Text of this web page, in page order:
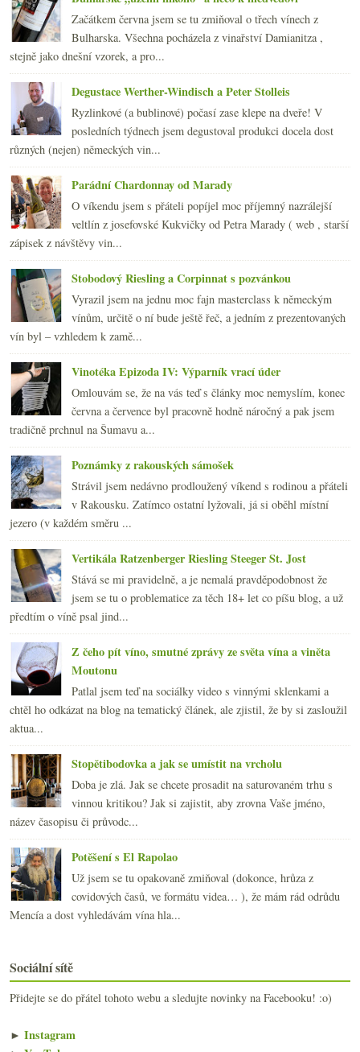
►2011(252)
►2010(249)
►2009(249)
►2008(270)
2007 (108)
Začátkem června jsem se tu zmiňoval o třech vínech z
Bulharska. Všechna pocházela z vinařství Damianitza ,
stejně jako dnešní vzorek, a pro...
Degustace Werther-Windisch a Peter Stolleis
Ryzlinkové (a bublinové) počasí zase klepe na dveře! V
posledních týdnech jsem degustoval produkci docela dost
různých (nejen) německých vin...
Parádní Chardonnay od Marady
O víkendu jsem s přáteli popíjel moc příjemný nazrálejší
veltlín z josefovské Kukvičky od Petra Marady ( web , starší
zápisek z návštěvy vin...
Stobodový Riesling a Corpinnat s pozvánkou
Vyrazil jsem na jednu moc fajn masterclass k německým
vínům, určitě o ní bude ještě řeč, a jedním z prezentovaných
vín byl – vzhledem k zamě...
Vinotéka Epizoda IV: Výparník vrací úder
Omlouvám se, že na vás teď s články moc nemyslím, konec
června a července byl pracovně hodně náročný a pak jsem
tradičně prchnul na Šumavu a...
Poznámky z rakouských sámošek
Strávil jsem nedávno prodloužený víkend s rodinou a přáteli
v Rakousku. Zatímco ostatní lyžovali, já si oběhl místní
jezero (v každém směru ...
Vertikála Ratzenberger Riesling Steeger St. Jost
Stává se mi pravidelně, a je nemalá pravděpodobnost že
jsem se tu o problematice za těch 18+ let co píšu blog, a už
předtím o víně psal jind...
Z čeho pít víno, smutné zprávy ze světa vína a viněta
Moutonu
Patlal jsem teď na sociálky video s vinnými sklenkami a
chtěl ho odkázat na blog na tematický článek, ale zjistil, že by si zasloužil
aktua...
Stopětibodovka a jak se umístit na vrcholu
Doba je zlá. Jak se chcete prosadit na saturovaném trhu s
vinnou kritikou? Jak si zajistit, aby zrovna Vaše jméno,
název časopisu či průvodc...
Potěšení s El Rapolao
Už jsem se tu opakovaně zmiňoval (dokonce, hrůza z
covidových časů, ve formátu videa… ), že mám rád odrůdu
Mencía a dost vyhledávám vína hla...
Sociální sítě
Přidejte se do přátel tohoto webu a sledujte novinky na Facebooku! :o)
► Instagram